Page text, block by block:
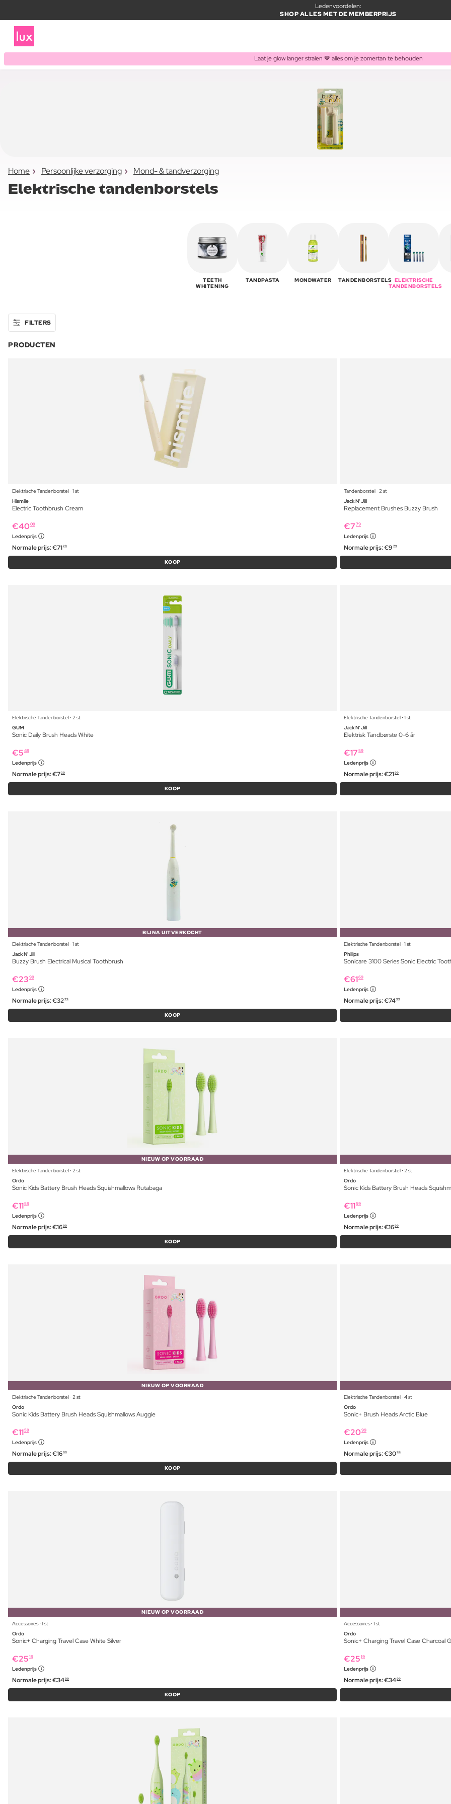
Ledenvoordelen:
SHOP ALLES MET DE MEMBERPRIJS
Laat je glow langer stralen 🤎 alles om je zomertan te behouden
Home Persoonlijke verzorging Mond- & tandverzorging
Elektrische tandenborstels
TEETH
WHITENING
TANDPASTA MONDWATER TANDENBORSTELS ELEKTRISCHE
TANDENBORSTELS
FILTERS
PRODUCTEN
Elektrische Tandenborstel ⋅ 1 st
Hismile
Electric Toothbrush Cream
€4009
Ledenprijs
Normale prijs:€7129
KOOP
Tandenborstel ⋅ 2 st
Jack N' Jill
Replacement Brushes Buzzy Brush
€7 79
Ledenprijs
Normale prijs:€9 79
Elektrische Tandenborstel ⋅ 2 st
GUM
Sonic Daily Brush Heads White
€5 49
Ledenprijs
Normale prijs:€739
KOOP
Elektrische Tandenborstel ⋅ 1 st
Jack N' Jill
Elektrisk Tandbørste 0-6 år
€17 59
Ledenprijs
Normale prijs:€2199
BIJNA UITVERKOCHT
Elektrische Tandenborstel ⋅ 1 st
Jack N' Jill
Buzzy Brush Electrical Musical Toothbrush
€23 99
Ledenprijs
Normale prijs:€3229
KOOP
Elektrische Tandenborstel ⋅ 1 st
Philips
Sonicare 3100 Series Sonic Electric
€6169
Ledenprijs
Normale prijs:€7499
NIEUW OP VOORRAAD
Elektrische Tandenborstel ⋅ 2 st
Ordo
Sonic Kids Battery Brush Heads Squishmallows Rutabaga
€1159
Ledenprijs
Normale prijs:€1699
KOOP
Elektrische Tandenborstel ⋅ 2 st
Ordo
Sonic Kids Battery Brush Heads
€1159
Ledenprijs
Normale prijs:€1699
NIEUW OP VOORRAAD
Elektrische Tandenborstel ⋅ 2 st
Ordo
Sonic Kids Battery Brush Heads Squishmallows Auggie
€1159
Ledenprijs
Normale prijs:€1699
KOOP
Elektrische Tandenborstel ⋅ 4 st
Ordo
Sonic+ Brush Heads Arctic Blue
€2099
Ledenprijs
Normale prijs:€3099
NIEUW OP VOORRAAD
Accessoires ⋅ 1 st
Ordo
Sonic+ Charging Travel Case White Silver
€25 19
Ledenprijs
Normale prijs:€3499
KOOP
Accessoires ⋅ 1 st
Ordo
Sonic+ Charging Travel Case Charcoal
€25 19
Ledenprijs
Normale prijs:€3499